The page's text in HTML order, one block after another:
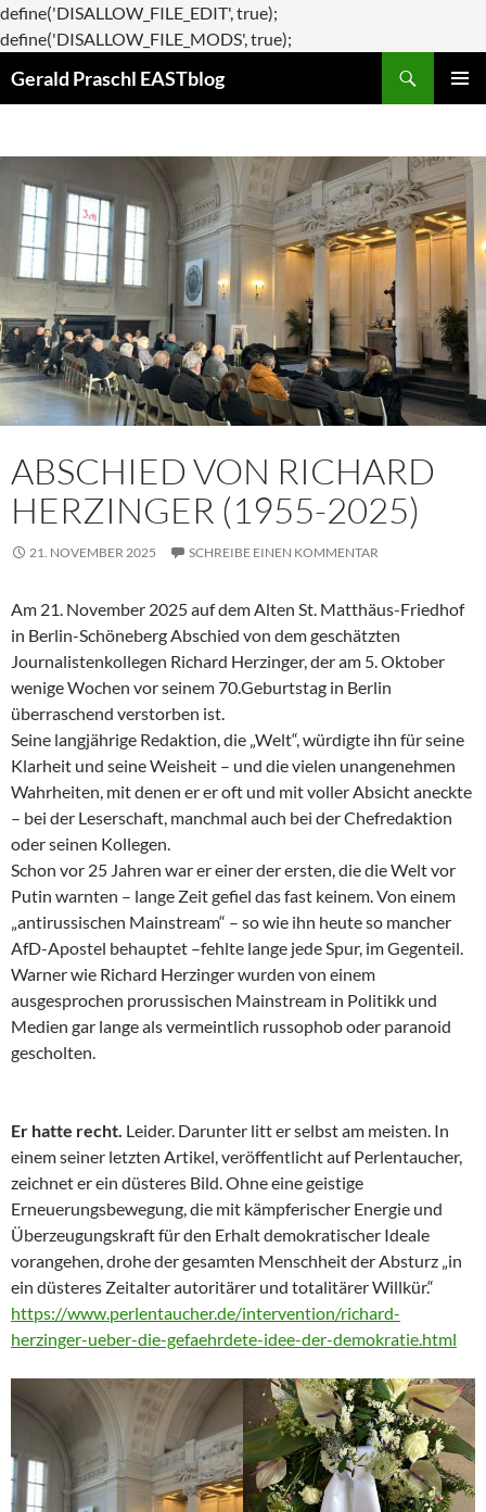
define('DISALLOW_FILE_EDIT', true);
define('DISALLOW_FILE_MODS', true);
Gerald Praschl EASTblog
ABSCHIED VON RICHARD
HERZINGER (1955-2025)
21. NOVEMBER 2025 SCHREIBE EINEN KOMMENTAR
Am 21. November 2025 auf dem Alten St. Matthäus-Friedhof
in Berlin-Schöneberg Abschied von dem geschätzten
Journalistenkollegen Richard Herzinger, der am 5. Oktober
wenige Wochen vor seinem 70.Geburtstag in Berlin
überraschend verstorben ist.
Seine langjährige Redaktion, die „Welt“, würdigte ihn für seine
Klarheit und seine Weisheit – und die vielen unangenehmen
Wahrheiten, mit denen er er oft und mit voller Absicht aneckte
– bei der Leserschaft, manchmal auch bei der Chefredaktion
oder seinen Kollegen.
Schon vor 25 Jahren war er einer der ersten, die die Welt vor
Putin warnten – lange Zeit gefiel das fast keinem. Von einem
„antirussischen Mainstream“ – so wie ihn heute so mancher
AfD-Apostel behauptet –fehlte lange jede Spur, im Gegenteil.
Warner wie Richard Herzinger wurden von einem
ausgesprochen prorussischen Mainstream in Politikk und
Medien gar lange als vermeintlich russophob oder paranoid
gescholten.
Er hatte recht. Leider. Darunter litt er selbst am meisten. In
einem seiner letzten Artikel, veröffentlicht auf Perlentaucher,
zeichnet er ein düsteres Bild. Ohne eine geistige
Erneuerungsbewegung, die mit kämpferischer Energie und
Überzeugungskraft für den Erhalt demokratischer Ideale
vorangehen, drohe der gesamten Menschheit der Absturz „in
ein düsteres Zeitalter autoritärer und totalitärer Willkür.“
https://www.perlentaucher.de/intervention/richard-
herzinger-ueber-die-gefaehrdete-idee-der-demokratie.html